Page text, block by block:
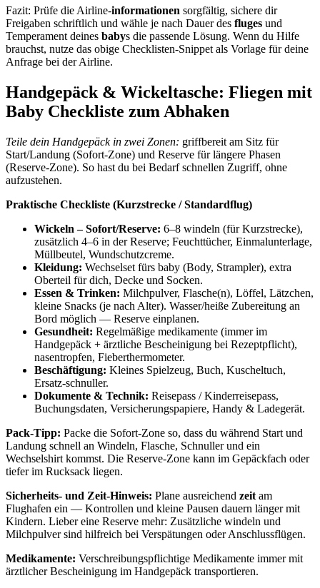
Fazit: Prüfe die Airline‑informationen sorgfältig, sichere dir
Freigaben schriftlich und wähle je nach Dauer des fluges und
Temperament deines babys die passende Lösung. Wenn du Hilfe
brauchst, nutze das obige Checklisten‑Snippet als Vorlage für deine
Anfrage bei der Airline.
Handgepäck & Wickeltasche: Fliegen mit
Baby Checkliste zum Abhaken
Teile dein Handgepäck in zwei Zonen: griffbereit am Sitz für
Start/Landung (Sofort‑Zone) und Reserve für längere Phasen
(Reserve‑Zone). So hast du bei Bedarf schnellen Zugriff, ohne
aufzustehen.
Praktische Checkliste (Kurzstrecke / Standardflug)
Wickeln – Sofort/Reserve: 6–8 windeln (für Kurzstrecke),
zusätzlich 4–6 in der Reserve; Feuchttücher, Einmalunterlage,
Müllbeutel, Wundschutzcreme.
Kleidung: Wechselset fürs baby (Body, Strampler), extra
Oberteil für dich, Decke und Socken.
Essen & Trinken: Milchpulver, Flasche(n), Löffel, Lätzchen,
kleine Snacks (je nach Alter). Wasser/heiße Zubereitung an
Bord möglich — Reserve einplanen.
Gesundheit: Regelmäßige medikamente (immer im
Handgepäck + ärztliche Bescheinigung bei Rezeptpflicht),
nasentropfen, Fieberthermometer.
Beschäftigung: Kleines Spielzeug, Buch, Kuscheltuch,
Ersatz‑schnuller.
Dokumente & Technik: Reisepass / Kinderreisepass,
Buchungsdaten, Versicherungspapiere, Handy & Ladegerät.
Pack‑Tipp: Packe die Sofort‑Zone so, dass du während Start und
Landung schnell an Windeln, Flasche, Schnuller und ein
Wechselshirt kommst. Die Reserve‑Zone kann im Gepäckfach oder
tiefer im Rucksack liegen.
Sicherheits- und Zeit‑Hinweis: Plane ausreichend zeit am
Flughafen ein — Kontrollen und kleine Pausen dauern länger mit
Kindern. Lieber eine Reserve mehr: Zusätzliche windeln und
Milchpulver sind hilfreich bei Verspätungen oder Anschlussflügen.
Medikamente: Verschreibungspflichtige Medikamente immer mit
ärztlicher Bescheinigung im Handgepäck transportieren.